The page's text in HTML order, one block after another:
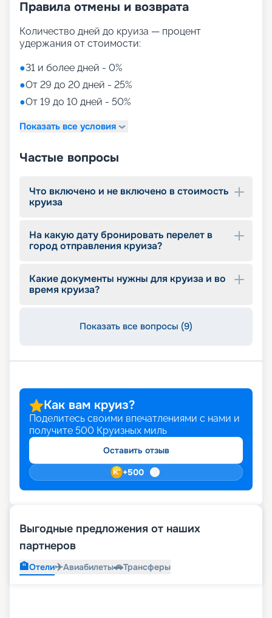
конечно же, новую частную открытую веранду
Путешествуйте с
«Круиз.онлайн»
Приглашаем вас ознакомиться с предложением
компании «Круиз.онлайн» и купить
2026 - 2027 гг. прямо на нашем удобном и
внимание созданию простого и быстрого
сервиса, который позволит вам оформить бронь
Исследуйте детальные фото, схему и план палуб
лайнера, выбирайте из широкого ассортимента
отзывы, смотрите описание, расписание,
характеристики и маршруты. Не упустите
раннего бронирования. Ваш незабываемый
круиз начинается здесь и сейчас!
Правила отмены и возврата
Количество дней до круиза — процент
удержания от стоимости:
●31 и более дней - 0%
●От 29 до 20 дней - 25%
●От 19 до 10 дней - 50%
Показать все условия
Частые вопросы
Что включено и не включено в стоимость
круиза
На какую дату бронировать перелет в
город отправления круиза?
Какие документы нужны для круиза и во
время круиза?
Показать все вопросы (9)
Как вам круиз?
Поделитесь своими впечатлениями с нами и
получите 500 Круизных миль
Оставить отзыв
+500
Выгодные предложения от наших
партнеров
🏨Отели✈️Авиабилеты🚗Трансферы